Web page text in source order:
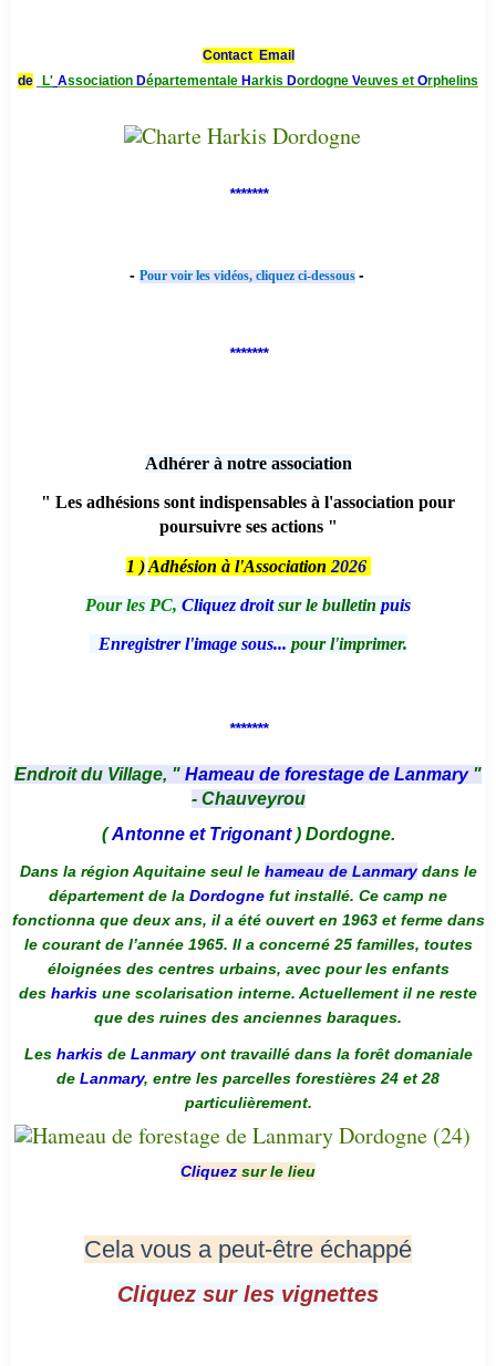
Contact Email
de
L' Association Départementale Harkis Dordogne Veuves et Orphelins
*******
- Pour voir les vidéos, cliquez ci-dessous -
*******
Adhérer à notre association
" Les adhésions sont indispensables à l'association pour
poursuivre ses actions "
1 ) Adhésion à l'Association 2026
Pour les PC, Cliquez droitsur le bulletin puis
Enregistrer l'image sous... pour l'imprimer.
*******
Endroit du Village, " Hameau de forestage de Lanmary "
- Chauveyrou
(Antonne et Trigonant) Dordogne.
Dans la région Aquitaine seul le hameau de Lanmarydans le
département de la Dordogne fut installé. Ce camp ne
fonctionna que deux ans, il a été ouvert en 1963 et ferme dans
le courant de l’année 1965. Il a concerné 25 familles, toutes
éloignées des centres urbains, avec pour les enfants
des harkis une scolarisation interne. Actuellement il ne reste
que des ruines des anciennes baraques.
Les harkis de Lanmaryont travaillé dans la forêt domaniale
de Lanmary, entre les parcelles forestières 24 et 28
particulièrement.
Cliquez sur le lieu
Cela vous a peut-être échappé
Cliquez sur les vignettes